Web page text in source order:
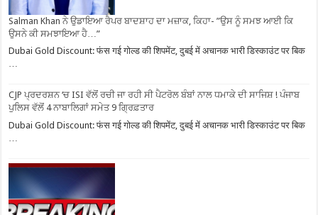
Salman Khan ਨੇ ਉਡਾਇਆ ਰੈਪਰ ਬਾਦਸ਼ਾਹ ਦਾ ਮਜ਼ਾਕ, ਕਿਹਾ- ”ਉਸ ਨੂੰ ਸਮਝ ਆਈ ਕਿ
ਉਸਨੇ ਕੀ ਸਮਝਾਇਆ ਹੈ…”
Dubai Gold Discount: फंस गई गोल्ड की शिपमेंट, दुबई में अचानक भारी डिस्काउंट पर बिक
…
CJP ਪ੍ਰਦਰਸ਼ਨ ‘ਚ ISI ਵੱਲੋਂ ਰਚੀ ਜਾ ਰਹੀ ਸੀ ਪੈਟਰੋਲ ਬੰਬਾਂ ਨਾਲ ਧਮਾਕੇ ਦੀ ਸਾਜਿਸ਼ ! ਪੰਜਾਬ
ਪੁਲਿਸ ਵੱਲੋਂ 4 ਨਾਬਾਲਿਗਾਂ ਸਮੇਤ 9 ਗ੍ਰਿਫ਼ਤਾਰ
Dubai Gold Discount: फंस गई गोल्ड की शिपमेंट, दुबई में अचानक भारी डिस्काउंट पर बिक